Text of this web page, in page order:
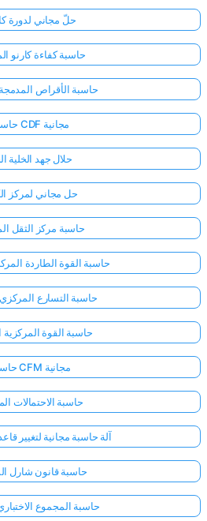
حلّ مجاني لدورة
حاسبة كفاءة كارنو
حاسبة الأقراص المدمجة
حاسبة CDF مجانية
حلال جهد الخلية
حل مجاني لمركز
حاسبة مركز الثقل
حاسبة القوة الطاردة
حاسبة التسارع المركزي
حاسبة القوة المركزية
حاسبة CFM مجانية
حاسبة الاحتمالات
آلة حاسبة مجانية لتغيير
حاسبة قانون شارل
حاسبة المجموع